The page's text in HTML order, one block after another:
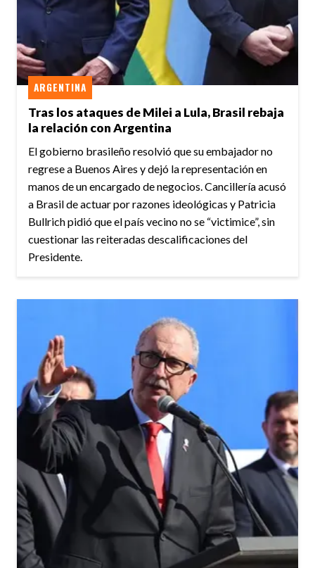
Tras los ataques de Milei a Lula, Brasil rebaja
la relación con Argentina
ARGENTINA
El gobierno brasileño resolvió que su embajador no
regrese a Buenos Aires y dejó la representación en
manos de un encargado de negocios. Cancillería acusó
a Brasil de actuar por razones ideológicas y Patricia
Bullrich pidió que el país vecino no se “victimice”, sin
cuestionar las reiteradas descalificaciones del
Presidente.